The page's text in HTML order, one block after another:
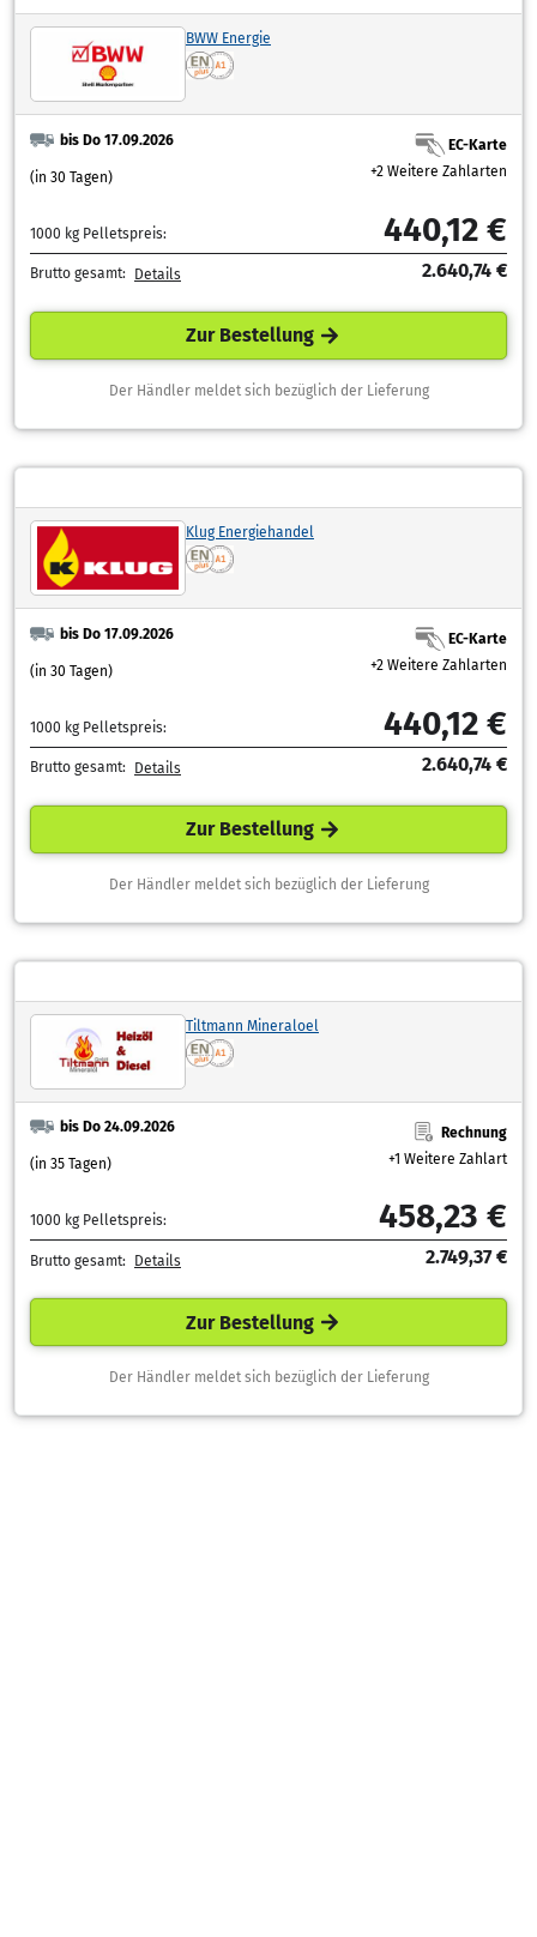
BWW Energie
bis Do 17.09.2026
(in 30 Tagen)
EC-Karte
+2 Weitere Zahlarten
1000 kg Pelletspreis: 440,12 €
Brutto gesamt: Details 2.640,74 €
Zur Bestellung
Der Händler meldet sich bezüglich der Lieferung
Klug Energiehandel
bis Do 17.09.2026
(in 30 Tagen)
EC-Karte
+2 Weitere Zahlarten
1000 kg Pelletspreis: 440,12 €
Brutto gesamt: Details 2.640,74 €
Zur Bestellung
Der Händler meldet sich bezüglich der Lieferung
Tiltmann Mineraloel
bis Do 24.09.2026
(in 35 Tagen)
Rechnung
+1 Weitere Zahlart
1000 kg Pelletspreis: 458,23 €
Brutto gesamt: Details 2.749,37 €
Zur Bestellung
Der Händler meldet sich bezüglich der Lieferung